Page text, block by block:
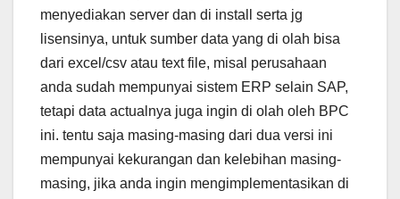
menyediakan server dan di install serta jg
lisensinya, untuk sumber data yang di olah bisa
dari excel/csv atau text file, misal perusahaan
anda sudah mempunyai sistem ERP selain SAP,
tetapi data actualnya juga ingin di olah oleh BPC
ini. tentu saja masing-masing dari dua versi ini
mempunyai kekurangan dan kelebihan masing-
masing, jika anda ingin mengimplementasikan di